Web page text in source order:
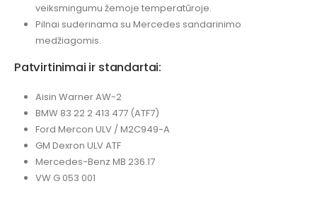
veiksmingumu žemoje temperatūroje.
Pilnai suderinama su Mercedes sandarinimo
medžiagomis.
Patvirtinimai ir standartai:
Aisin Warner AW-2
BMW 83 22 2 413 477 (ATF7)
Ford Mercon ULV / M2C949-A
GM Dexron ULV ATF
Mercedes-Benz MB 236.17
VW G 053 001